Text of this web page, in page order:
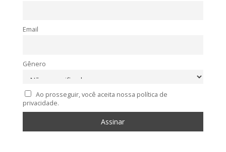
Email
Gênero
Ao prosseguir, você aceita nossa política de
privacidade.